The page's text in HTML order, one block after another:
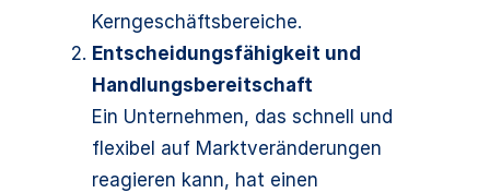
Kerngeschäftsbereiche.
Entscheidungsfähigkeit und
Handlungsbereitschaft
Ein Unternehmen, das schnell und
flexibel auf Marktveränderungen
reagieren kann, hat einen